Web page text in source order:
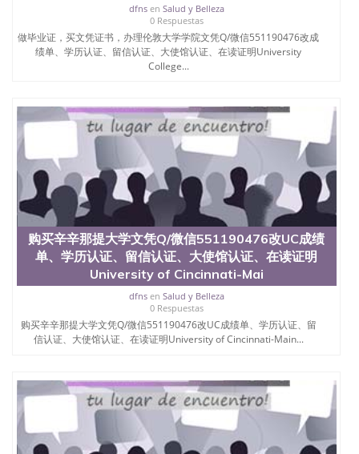
dfnsen Salud y Belleza
0 Respuestas
做毕业证，买文凭证书，办理伦敦大学学院文凭Q/微信551190476改成
绩单、学历认证、留信认证、大使馆认证、在读证明University
College...
购买辛辛那提大学文凭Q/微信551190476改UC成绩
单、学历认证、留信认证、大使馆认证、在读证明
University of Cincinnati-Mai
dfnsen Salud y Belleza
0 Respuestas
购买辛辛那提大学文凭Q/微信551190476改UC成绩单、学历认证、留
信认证、大使馆认证、在读证明University of Cincinnati-Main...